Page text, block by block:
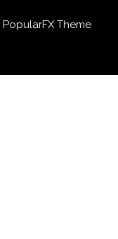
PopularFX Theme